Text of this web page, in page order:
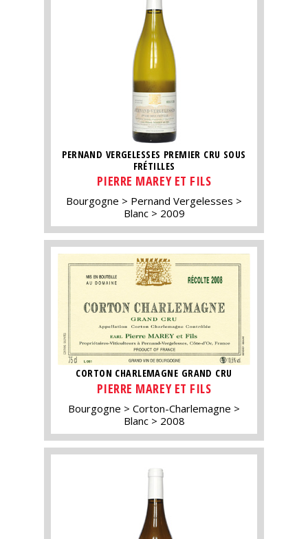
PERNAND VERGELESSES PREMIER CRU SOUS
FRÉTILLES
PIERRE MAREY ET FILS
Bourgogne
Pernand Vergelesses
Blanc
2009
CORTON CHARLEMAGNE GRAND CRU
PIERRE MAREY ET FILS
Bourgogne
Corton-Charlemagne
Blanc
2008